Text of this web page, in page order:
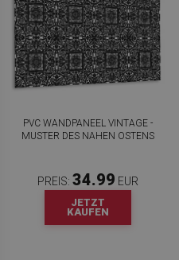
PVC WANDPANEEL VINTAGE -
MUSTER DES NAHEN OSTENS
PREIS: 34.99 EUR
JETZT
KAUFEN